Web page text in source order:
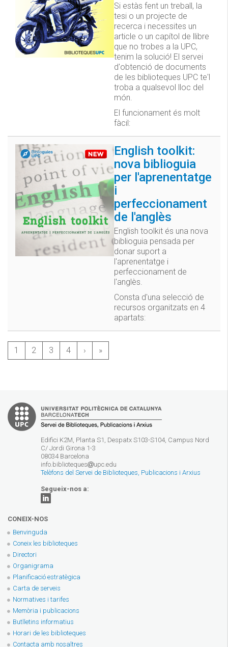
Si estàs fent un treball, la
tesi o un projecte de
recerca i necessites un
article o un capítol de llibre
que no trobes a la UPC,
tenim la solució! El servei
d'obtenció de documents
de les biblioteques UPC te'l
troba a qualsevol lloc del
món.
El funcionament és molt
fàcil:
English toolkit:
nova biblioguia
per l'aprenentatge
i
perfeccionament
de l'anglès
English toolkit és una nova
biblioguia pensada per
donar suport a
l'aprenentatge i
perfeccionament de
l'anglès.
Consta d'una selecció de
recursos organitzats en 4
apartats:
1 2 3 4 › »
Edifici K2M, Planta S1, Despatx S103-S104, Campus Nord
C/ Jordi Girona 1-3
08034 Barcelona
info.biblioteques
upc.edu
Telèfons del Servei de Biblioteques, Publicacions i Arxius
Segueix-nos a:
CONEIX-NOS
Benvinguda
Coneix les biblioteques
Directori
Organigrama
Planificació estratègica
Carta de serveis
Normatives i tarifes
Memòria i publicacions
Butlletins informatius
Horari de les biblioteques
Contacta amb nosaltres